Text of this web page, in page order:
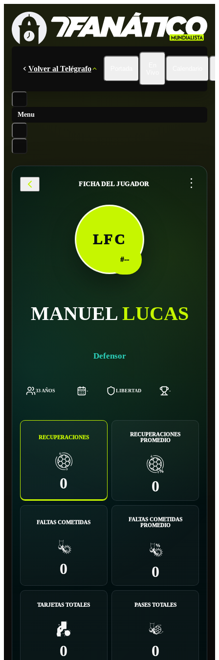
Volver al Telégrafo
Menu
FICHA DEL JUGADOR ...
LFC
#--
MANUEL LUCAS
Defensor
33 AÑOS - LIBERTAD -
RECUPERACIONES
0
RECUPERACIONES
PROMEDIO
0
FALTAS COMETIDAS
0
FALTAS COMETIDAS
PROMEDIO
0
TARJETAS TOTALES
0
PASES TOTALES
0